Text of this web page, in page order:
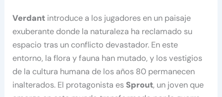
Verdant introduce a los jugadores en un paisaje
exuberante donde la naturaleza ha reclamado su
espacio tras un conflicto devastador. En este
entorno, la flora y fauna han mutado, y los vestigios
de la cultura humana de los años 80 permanecen
inalterados. El protagonista es Sprout, un joven que